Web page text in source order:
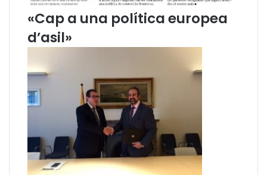
j
a
s
a
a
c
i
«Cap a una política europea
d’asil»